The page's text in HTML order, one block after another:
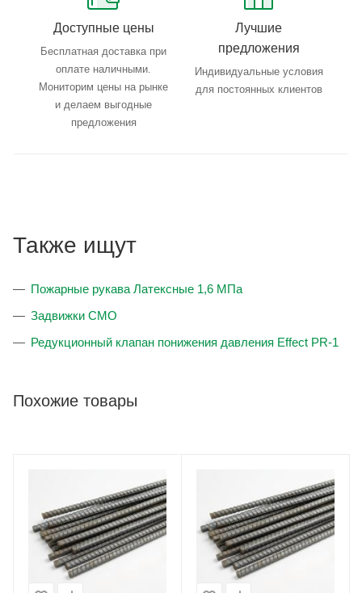
Доступные цены
Бесплатная доставка при
оплате наличными.
Мониторим цены на рынке
и делаем выгодные
предложения
Лучшие
предложения
Индивидуальные условия
для постоянных клиентов
Также ищут
Пожарные рукава Латексные 1,6 МПа
Задвижки CMO
Редукционный клапан понижения давления Effect PR-1
Похожие товары